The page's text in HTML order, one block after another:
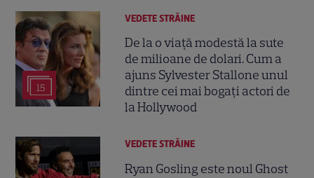
15
VEDETE STRĂINE
De la o viață modestă la sute
de milioane de dolari. Cum a
ajuns Sylvester Stallone unul
dintre cei mai bogați actori de
la Hollywood
VEDETE STRĂINE
Ryan Gosling este noul Ghost